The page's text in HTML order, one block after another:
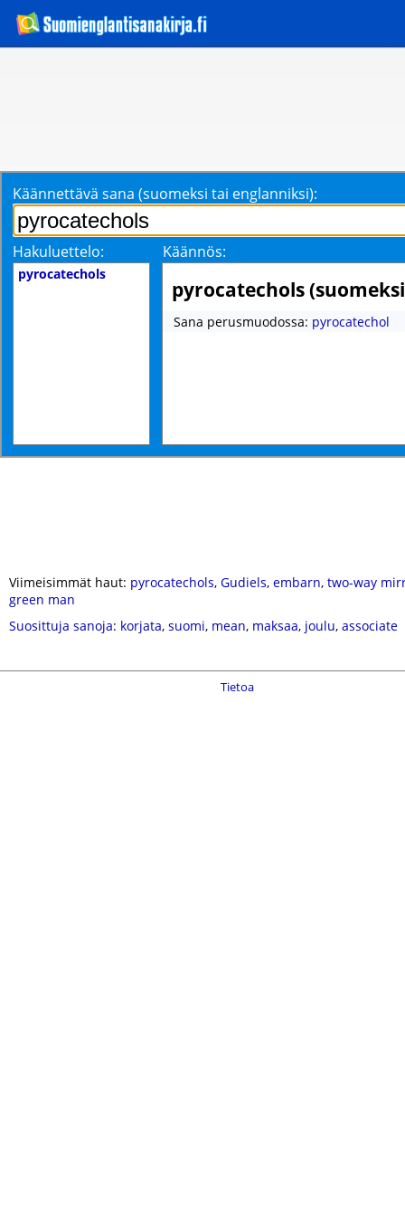
Käännettävä sana (suomeksi tai englanniksi):
Hakuluettelo: Käännös:
pyrocatechols
pyrocatechols
Sana perusmuodossa: pyrocatechol
Viimeisimmät haut: pyrocatechols, Gudiels, embarn, two-way
green man
Suosittuja sanoja: korjata, suomi, mean, maksaa, joulu, associate
Tietoa